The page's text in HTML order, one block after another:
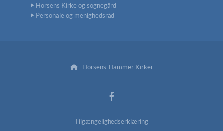
Horsens Kirke og sognegård
Personale og menighedsråd
Horsens-Hammer Kirker
Tilgængelighedserklæring